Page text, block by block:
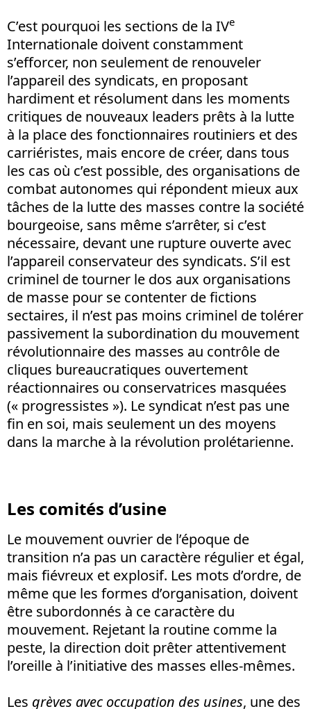
C’est pourquoi les sections de la IVe
Internationale doivent constamment
s’efforcer, non seulement de renouveler
l’appareil des syndicats, en proposant
hardiment et résolument dans les moments
critiques de nouveaux leaders prêts à la lutte
à la place des fonctionnaires routiniers et des
carriéristes, mais encore de créer, dans tous
les cas où c’est possible, des organisations de
combat autonomes qui répondent mieux aux
tâches de la lutte des masses contre la société
bourgeoise, sans même s’arrêter, si c’est
nécessaire, devant une rupture ouverte avec
l’appareil conservateur des syndicats. S’il est
criminel de tourner le dos aux organisations
de masse pour se contenter de fictions
sectaires, il n’est pas moins criminel de tolérer
passivement la subordination du mouvement
révolutionnaire des masses au contrôle de
cliques bureaucratiques ouvertement
réactionnaires ou conservatrices masquées
(« progressistes »). Le syndicat n’est pas une
fin en soi, mais seulement un des moyens
dans la marche à la révolution prolétarienne.
Les comités d’usine
Le mouvement ouvrier de l’époque de
transition n’a pas un caractère régulier et égal,
mais fiévreux et explosif. Les mots d’ordre, de
même que les formes d’organisation, doivent
être subordonnés à ce caractère du
mouvement. Rejetant la routine comme la
peste, la direction doit prêter attentivement
l’oreille à l’initiative des masses elles-mêmes.
Les grèves avec occupation des usines, une des